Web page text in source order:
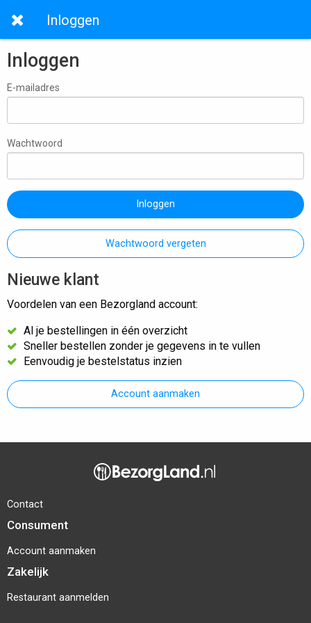
Inloggen
Inloggen
E-mailadres
Wachtwoord
Inloggen
Wachtwoord vergeten
Nieuwe klant
Voordelen van een Bezorgland account:
Al je bestellingen in één overzicht
Sneller bestellen zonder je gegevens in te vullen
Eenvoudig je bestelstatus inzien
Account aanmaken
Contact
Consument
Account aanmaken
Zakelijk
Restaurant aanmelden